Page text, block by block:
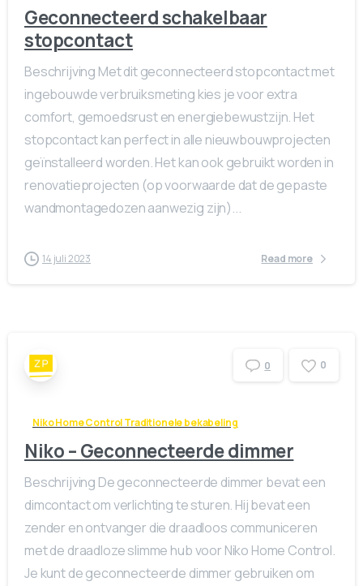
Geconnecteerd schakelbaar
stopcontact
Beschrijving Met dit geconnecteerd stopcontact met
ingebouwde verbruiksmeting kies je voor extra
comfort, gemoedsrust en energiebewustzijn. Het
stopcontact kan perfect in alle nieuwbouwprojecten
geïnstalleerd worden. Het kan ook gebruikt worden in
renovatieprojecten (op voorwaarde dat de gepaste
wandmontagedozen aanwezig zijn)...
14 juli 2023 Read more
0 0
Niko Home Control Traditionele bekabeling
Niko – Geconnecteerde dimmer
Beschrijving De geconnecteerde dimmer bevat een
dimcontact om verlichting te sturen. Hij bevat een
zender en ontvanger die draadloos communiceren
met de draadloze slimme hub voor Niko Home Control.
Je kunt de geconnecteerde dimmer gebruiken om